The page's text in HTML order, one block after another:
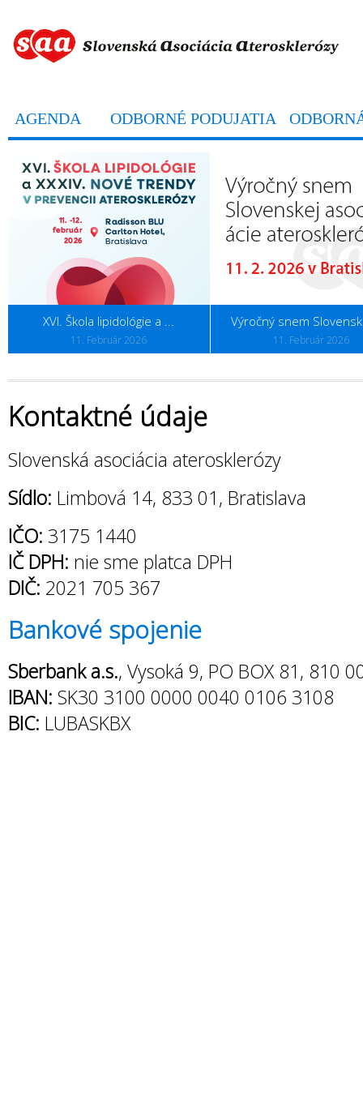
AGENDA ODBORNÉ PODUJATIA
XVI. Škola lipidológie a ...
11. Február 2026
Výročný snem
11. Február 2026
Kontaktné údaje
Slovenská asociácia aterosklerózy
Sídlo: Limbová 14, 833 01, Bratislava
IČO: 3175 1440
IČ DPH: nie sme platca DPH
DIČ: 2021 705 367
Bankové spojenie
Sberbank a.s., Vysoká 9, PO BOX 81, 810
IBAN: SK30 3100 0000 0040 0106 3108
BIC: LUBASKBX